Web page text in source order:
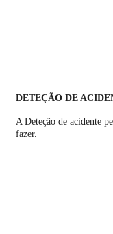
DETEÇÃO DE
A Deteção de acidente
fazer.